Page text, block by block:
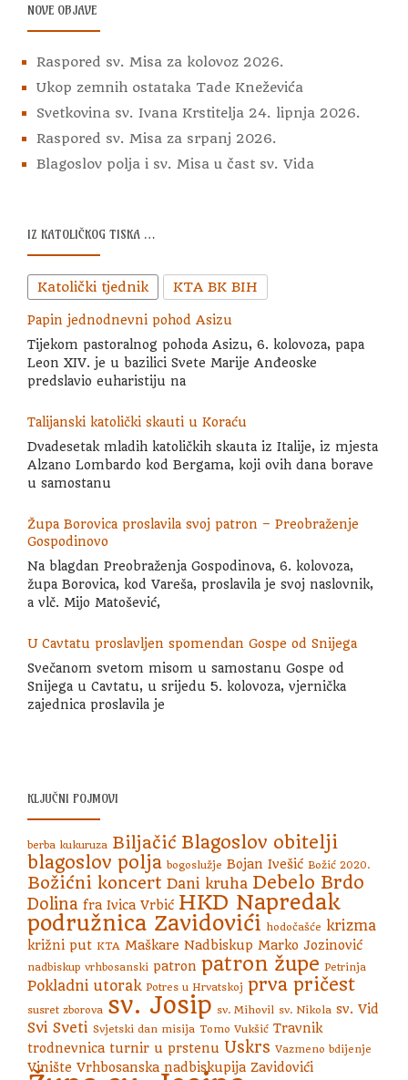
NOVE OBJAVE
Raspored sv. Misa za kolovoz 2026.
Ukop zemnih ostataka Tade Kneževića
Svetkovina sv. Ivana Krstitelja 24. lipnja 2026.
Raspored sv. Misa za srpanj 2026.
Blagoslov polja i sv. Misa u čast sv. Vida
IZ KATOLIČKOG TISKA …
Katolički tjednik KTA BK BIH
Papin jednodnevni pohod Asizu
Tijekom pastoralnog pohoda Asizu, 6. kolovoza, papa
Leon XIV. je u bazilici Svete Marije Anđeoske
predslavio euharistiju na
Talijanski katolički skauti u Koraću
Dvadesetak mladih katoličkih skauta iz Italije, iz mjesta
Alzano Lombardo kod Bergama, koji ovih dana borave
u samostanu
Župa Borovica proslavila svoj patron – Preobraženje
Gospodinovo
Na blagdan Preobraženja Gospodinova, 6. kolovoza,
župa Borovica, kod Vareša, proslavila je svoj naslovnik,
a vlč. Mijo Matošević,
U Cavtatu proslavljen spomendan Gospe od Snijega
Svečanom svetom misom u samostanu Gospe od
Snijega u Cavtatu, u srijedu 5. kolovoza, vjernička
zajednica proslavila je
KLJUČNI POJMOVI
berba kukuruza Biljačić Blagoslov obitelji
blagoslov polja bogoslužje Bojan Ivešić Božić 2020.
Božićni koncert Dani kruha Debelo Brdo
Dolina fra Ivica Vrbić HKD Napredak
podružnica Zavidovići hodočašće krizma
križni put KTA Maškare Nadbiskup Marko Jozinović
nadbiskup vrhbosanski patron patron župe Petrinja
Pokladni utorak Potres u Hrvatskoj prva pričest
susret zborova sv. Josip sv. Mihovil sv. Nikola sv. Vid
Svi Sveti Svjetski dan misija Tomo Vukšić Travnik
trodnevnica turnir u prstenu Uskrs Vazmeno bdijenje
Vinište Vrhbosanska nadbiskupija Zavidovići